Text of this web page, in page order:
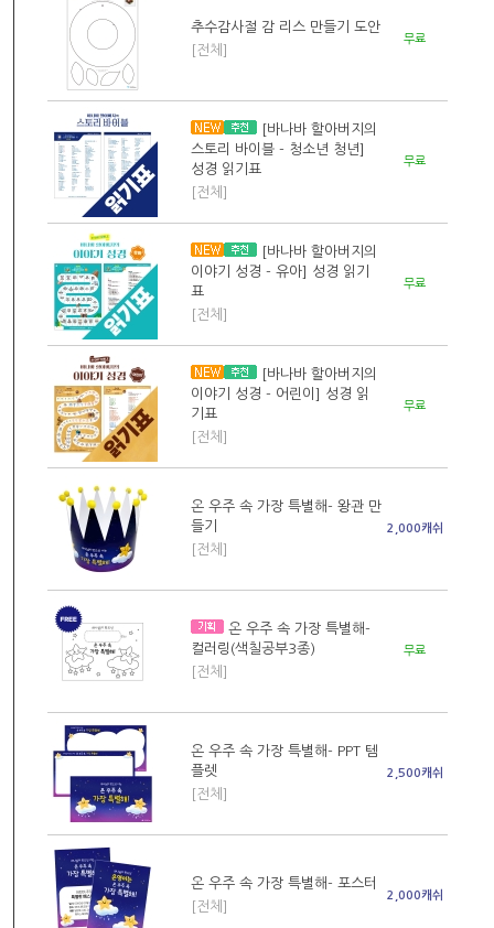
추수감사절 감 리스 만들기 도안
[전체]
무료
[바나바 할아버지의
스토리 바이블 - 청소년 청년]
성경 읽기표
[전체]
무료
[바나바 할아버지의
이야기 성경 - 유아] 성경 읽기
표
[전체]
무료
[바나바 할아버지의
이야기 성경 - 어린이] 성경 읽
기표
[전체]
무료
온 우주 속 가장 특별해- 왕관 만
들기
[전체]
2,000캐쉬
온 우주 속 가장 특별해-
컬러링(색칠공부3종)
[전체]
무료
온 우주 속 가장 특별해- PPT 템
플렛
[전체]
2,500캐쉬
온 우주 속 가장 특별해- 포스터
[전체]
2,000캐쉬